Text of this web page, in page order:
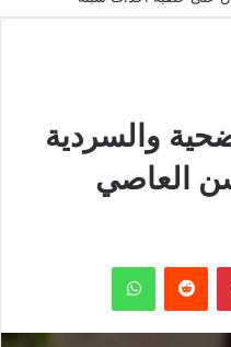
والسردية
العاصي
بينتيريست